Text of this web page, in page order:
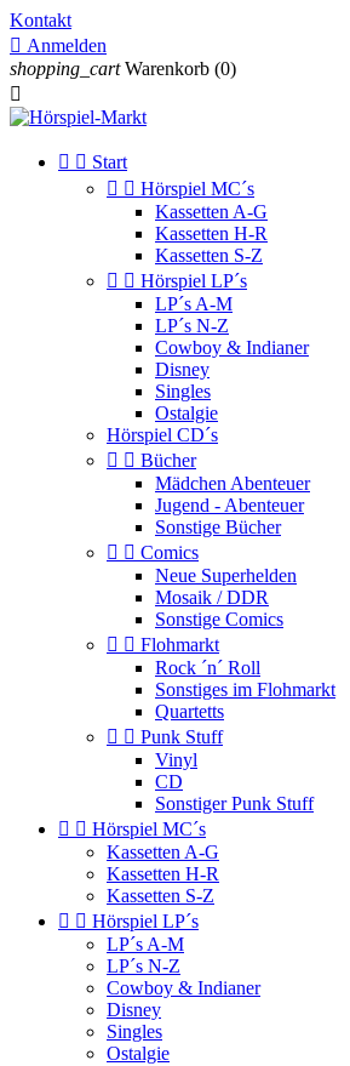
Kontakt
 Anmelden
shopping_cart Warenkorb (0)

  Start
  Hörspiel MC´s
Kassetten A-G
Kassetten H-R
Kassetten S-Z
  Hörspiel LP´s
LP´s A-M
LP´s N-Z
Cowboy & Indianer
Disney
Singles
Ostalgie
Hörspiel CD´s
  Bücher
Mädchen Abenteuer
Jugend - Abenteuer
Sonstige Bücher
  Comics
Neue Superhelden
Mosaik / DDR
Sonstige Comics
  Flohmarkt
Rock ´n´ Roll
Sonstiges im Flohmarkt
Quartetts
  Punk Stuff
Vinyl
CD
Sonstiger Punk Stuff
  Hörspiel MC´s
Kassetten A-G
Kassetten H-R
Kassetten S-Z
  Hörspiel LP´s
LP´s A-M
LP´s N-Z
Cowboy & Indianer
Disney
Singles
Ostalgie